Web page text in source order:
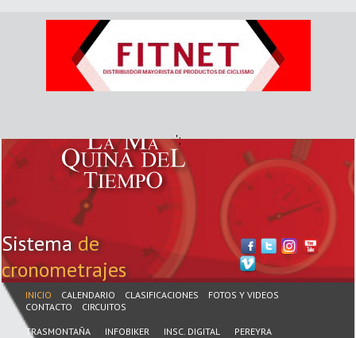
';
Sistemade
cronometrajes
INICIO CALENDARIO CLASIFICACIONES
FOTOS Y VIDEOS
CONTACTO
CIRCUITOS
TRASMONTAÑA INFOBIKER INSC. DIGITAL
PEREYRA